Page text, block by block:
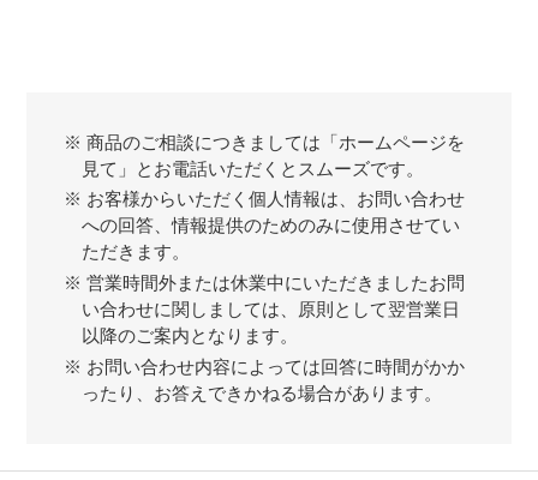
※ 商品のご相談につきましては「ホームページを
見て」とお電話いただくとスムーズです。
※ お客様からいただく個人情報は、お問い合わせ
への回答、情報提供のためのみに使用させてい
ただきます。
※ 営業時間外または休業中にいただきましたお問
い合わせに関しましては、原則として翌営業日
以降のご案内となります。
※ お問い合わせ内容によっては回答に時間がかか
ったり、お答えできかねる場合があります。